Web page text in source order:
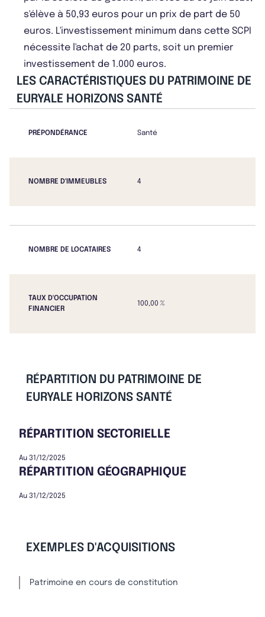
s'élève à 50,93 euros pour un prix de part de 50
euros. L'investissement minimum dans cette SCPI
nécessite l'achat de 20 parts, soit un premier
investissement de 1.000 euros.
LES CARACTÉRISTIQUES DU PATRIMOINE DE
EURYALE HORIZONS SANTÉ
PRÉPONDÉRANCE Santé
NOMBRE D'IMMEUBLES 4
NOMBRE DE LOCATAIRES 4
TAUX D'OCCUPATION
FINANCIER
100,00 %
RÉPARTITION DU PATRIMOINE DE
EURYALE HORIZONS SANTÉ
RÉPARTITION SECTORIELLE
Au 31/12/2025
RÉPARTITION GÉOGRAPHIQUE
Au 31/12/2025
EXEMPLES D'ACQUISITIONS
Patrimoine en cours de constitution